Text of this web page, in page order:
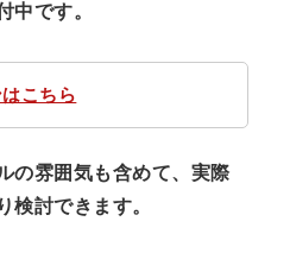
中です。
こちら
の雰囲気も含めて、実際
検討できます。